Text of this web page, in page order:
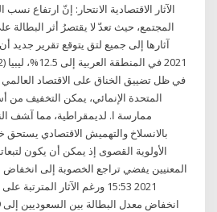
الآثار الاقتصادية الانتحار: إنّ ارتفاع
المجتمع، حيث تعدّ لا يقتصرُ أثر البطالة
آثارها إلى جميع لتق يتوقع تقرير جديد
في ظل تضييق الخناق على الاقتصاد
المتحدة الإنمائي، يمكن التخفيف من
ﻣﻤﺎرﺳﺔ ا. ﻟﺪﻳﻤﻘﺮاﻃﻴﺔ، ﻣﻤﺎ آﺸﻒ
ﺑﺎﻻﻧﺴﻼخ واﻟﺘﻬﻤﻴﺶ اﻻﻗﺘﺼﺎدي ﻳﺴﺘﺤﻖ
اﻷوﻟﻮﻳﺔ اﻟﻘﺼﻮى إذ ﻳﻤﻜﻦ أن ﻳﻜﻮن
2021 15:53 ورغم الآثار